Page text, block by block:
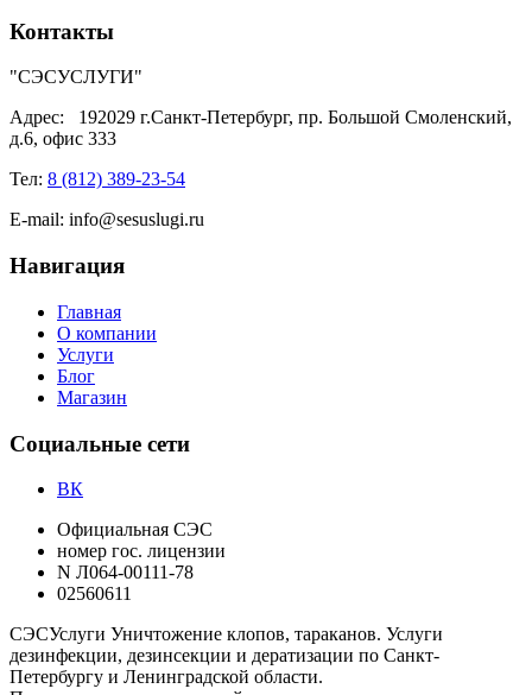
Контакты
"СЭСУСЛУГИ"
Адрес:
192029 г.Санкт-Петербург, пр. Большой Смоленский,
д.6, офис 333
Тел: 8 (812) 389-23-54
E-mail: info@sesuslugi.ru
Навигация
Главная
О компании
Услуги
Блог
Магазин
Социальные сети
ВК
Официальная СЭС
номер гос. лицензии
N Л064-00111-78
02560611
СЭСУслуги Уничтожение клопов, тараканов. Услуги
дезинфекции, дезинсекции и дератизации по Санкт-
Петербургу и Ленинградской области.